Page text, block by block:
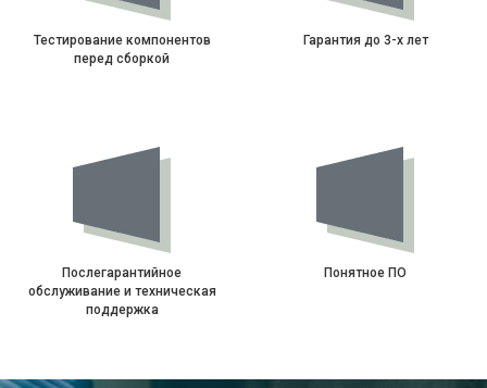
Тестирование компонентов
перед сборкой
Гарантия до 3-х лет
Послегарантийное
обслуживание и техническая
поддержка
Понятное ПО